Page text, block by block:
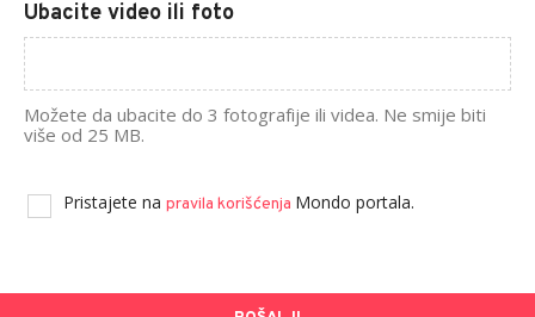
Ubacite video ili foto
Možete da ubacite do 3 fotografije ili videa. Ne smije biti
više od 25 MB.
Pristajete na pravila korišćenja Mondo portala.